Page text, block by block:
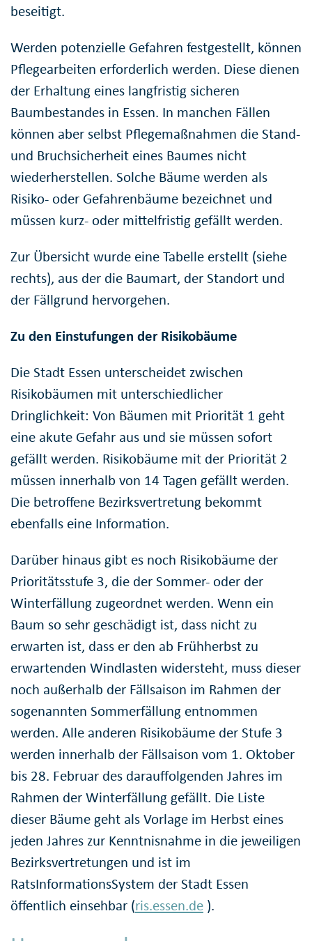
beseitigt.
Werden potenzielle Gefahren festgestellt, können
Pflegearbeiten erforderlich werden. Diese dienen
der Erhaltung eines langfristig sicheren
Baumbestandes in Essen. In manchen Fällen
können aber selbst Pflegemaßnahmen die Stand-
und Bruchsicherheit eines Baumes nicht
wiederherstellen. Solche Bäume werden als
Risiko- oder Gefahrenbäume bezeichnet und
müssen kurz- oder mittelfristig gefällt werden.
Zur Übersicht wurde eine Tabelle erstellt (siehe
rechts), aus der die Baumart, der Standort und
der Fällgrund hervorgehen.
Zu den Einstufungen der Risikobäume
Die Stadt Essen unterscheidet zwischen
Risikobäumen mit unterschiedlicher
Dringlichkeit: Von Bäumen mit Priorität 1 geht
eine akute Gefahr aus und sie müssen sofort
gefällt werden. Risikobäume mit der Priorität 2
müssen innerhalb von 14 Tagen gefällt werden.
Die betroffene Bezirksvertretung bekommt
ebenfalls eine Information.
Darüber hinaus gibt es noch Risikobäume der
Prioritätsstufe 3, die der Sommer- oder der
Winterfällung zugeordnet werden. Wenn ein
Baum so sehr geschädigt ist, dass nicht zu
erwarten ist, dass er den ab Frühherbst zu
erwartenden Windlasten widersteht, muss dieser
noch außerhalb der Fällsaison im Rahmen der
sogenannten Sommerfällung entnommen
werden. Alle anderen Risikobäume der Stufe 3
werden innerhalb der Fällsaison vom 1. Oktober
bis 28. Februar des darauffolgenden Jahres im
Rahmen der Winterfällung gefällt. Die Liste
dieser Bäume geht als Vorlage im Herbst eines
jeden Jahres zur Kenntnisnahme in die jeweiligen
Bezirksvertretungen und ist im
RatsInformationsSystem der Stadt Essen
öffentlich einsehbar (ris.essen.de ).